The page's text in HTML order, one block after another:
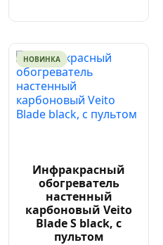
НОВИНКА
Инфракрасный
обогреватель
настенный
карбоновый Veito
Blade S black, с
пультом